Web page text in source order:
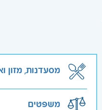
מסעדנות, מזון
משפטים